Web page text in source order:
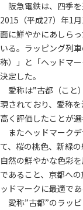
阪急電鉄は、四季を
2015（平成27）年1
面に鮮やかにあしら
いる。ラッピング列
称）」と「ヘッドマ
決定した。
愛称は”古都（こと
現されており、愛称
高く評価したことが選
またヘッドマーク
て、桜の桃色、新緑
自然の鮮やかな色彩
であること、京都へ
ッドマークに最適で
愛称”古都”のラッ